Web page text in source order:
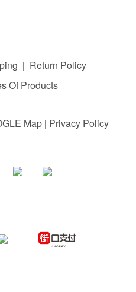
| Return Policy
Of Products
Map | Privacy Policy